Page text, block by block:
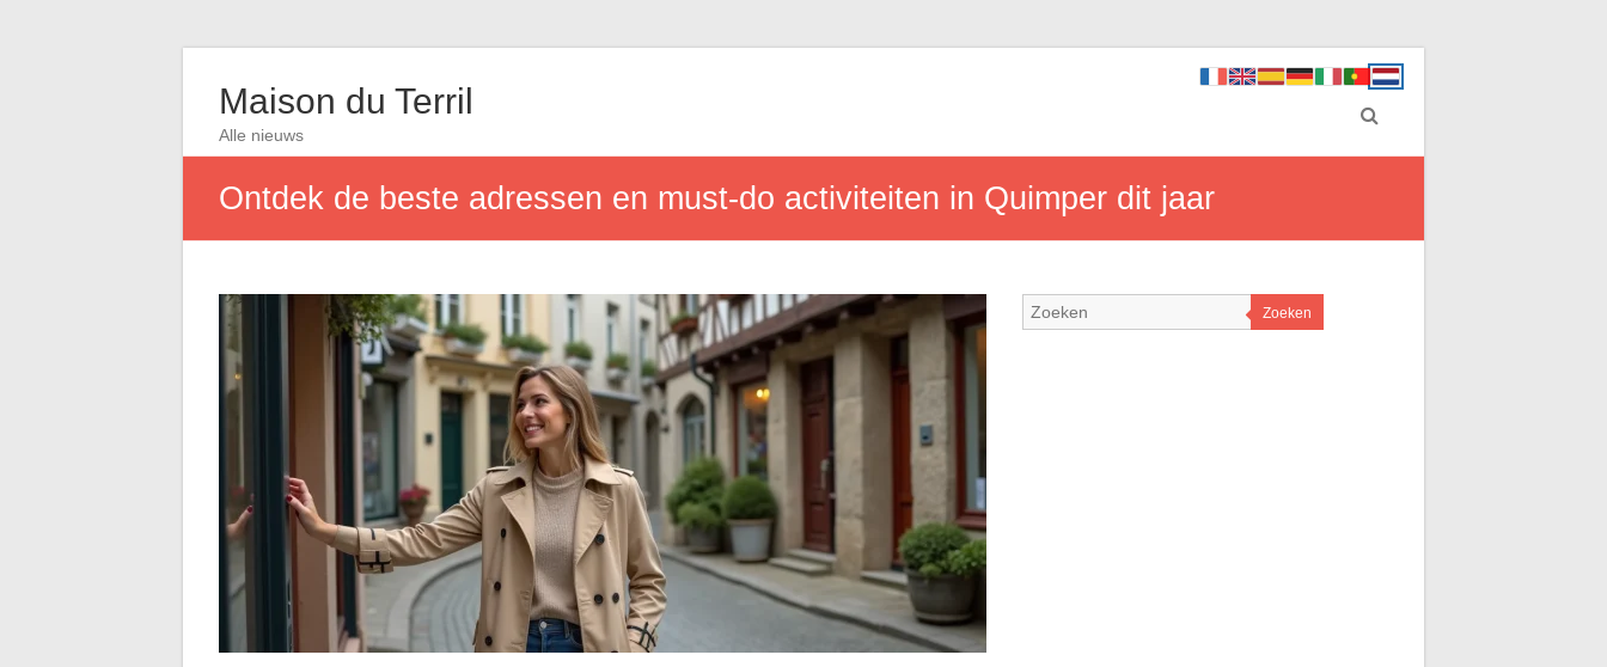
Maison du Terril
Alle nieuws
Ontdek de beste adressen en must-do activiteiten in Quimper dit jaar
Zoeken